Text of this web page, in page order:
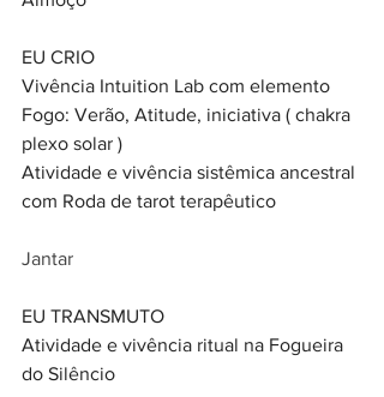
EU CRIO
Vivência Intuition Lab com elemento
Fogo: Verão, Atitude, iniciativa ( chakra
plexo solar )
Atividade e vivência sistêmica ancestral
com Roda de tarot terapêutico
Jantar
EU TRANSMUTO
Atividade e vivência ritual na Fogueira
do Silêncio